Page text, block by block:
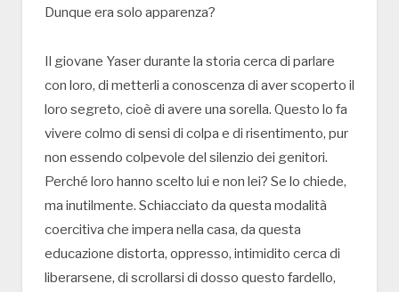
Dunque era solo apparenza?
Il giovane Yaser durante la storia cerca di parlare
con loro, di metterli a conoscenza di aver scoperto il
loro segreto, cioè di avere una sorella. Questo lo fa
vivere colmo di sensi di colpa e di risentimento, pur
non essendo colpevole del silenzio dei genitori.
Perché loro hanno scelto lui e non lei? Se lo chiede,
ma inutilmente. Schiacciato da questa modalità
coercitiva che impera nella casa, da questa
educazione distorta, oppresso, intimidito cerca di
liberarsene, di scrollarsi di dosso questo fardello,